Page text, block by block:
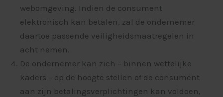
webomgeving. Indien de consument
elektronisch kan betalen, zal de ondernemer
daartoe passende veiligheidsmaatregelen in
acht nemen.
De ondernemer kan zich – binnen wettelijke
kaders – op de hoogte stellen of de consument
aan zijn betalingsverplichtingen kan voldoen,